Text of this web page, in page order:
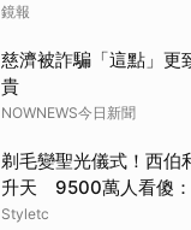
鏡報
慈濟被詐騙「這點」更
貴
NOWNEWS今日新聞
剃毛變聖光儀式！西伯
升天 9500萬人看傻：
Styletc